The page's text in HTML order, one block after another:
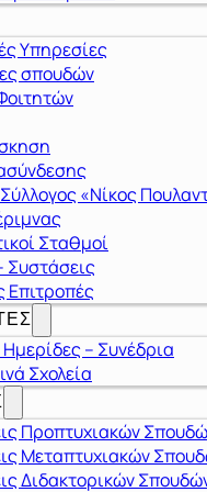
Υπηρεσίες
σπουδών
«Νίκος
Σταθμοί
Συστάσεις
Επιτροπές
Ημερίδες – Συνέδρια
Σχολεία
Προπτυχιακών
Μεταπτυχιακών
Διδακτορικών